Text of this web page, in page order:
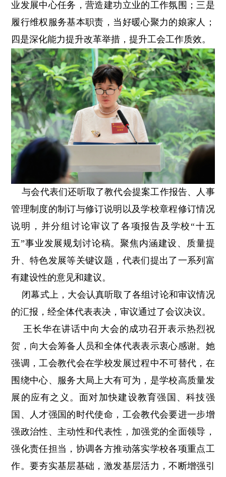
业发展中心任务，营造建功立业的工作氛围；三是
履行维权服务基本职责，当好暖心聚力的娘家人；
四是深化能力提升改革举措，提升工会工作质效。
与会代表们还听取了教代会提案工作报告、人事
管理制度的制订与修订说明以及学校章程修订情况
说明，并分组讨论审议了各项报告及学校“十五
五”事业发展规划讨论稿。聚焦内涵建设、质量提
升、特色发展等关键议题，代表们提出了一系列富
有建设性的意见和建议。
闭幕式上，大会认真听取了各组讨论和审议情况
的汇报，经全体代表表决，审议通过了会议决议。
王长华在讲话中向大会的成功召开表示热烈祝
贺，向大会筹备人员和全体代表表示衷心感谢。她
强调，工会教代会在学校发展过程中不可替代，在
围绕中心、服务大局上大有可为，是学校高质量发
展的应有之义。面对加快建设教育强国、科技强
国、人才强国的时代使命，工会教代会要进一步增
强政治性、主动性和代表性，加强党的全面领导，
强化责任担当，协调各方推动落实学校各项重点工
作。要夯实基层基础，激发基层活力，不断增强引